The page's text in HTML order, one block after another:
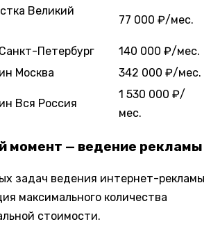
Великий
77 000 ₽/мес.
Санкт-Петербург
140 000 ₽/мес.
Москва 342 000 ₽/мес.
Вся Россия
1 530 000 ₽/
мес.
момент — ведение рекламы
задач ведения интернет-рекламы
максимального количества
стоимости.